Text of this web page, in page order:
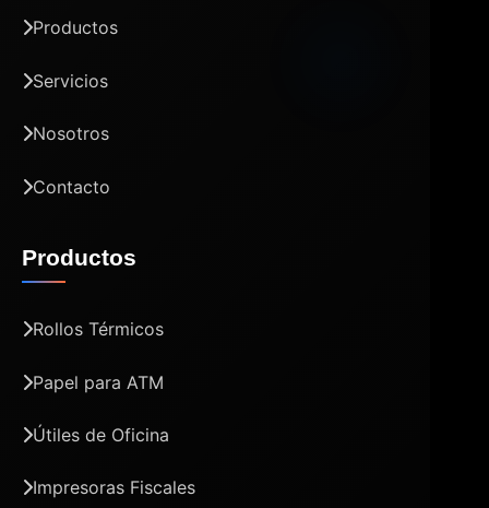
Productos
Servicios
Nosotros
Contacto
Productos
Rollos Térmicos
Papel para ATM
Útiles de Oficina
Impresoras Fiscales